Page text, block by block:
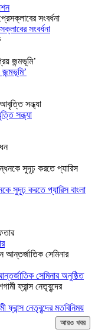
সংবর্ধনা
সন্ধ্যা
সুদূঢ় করতে প্যারিস বাংলা
সেমিনার অনুষ্ঠিত
ফ্রান্স নেতৃবৃন্দের মতবিনিময়
আরও খবর